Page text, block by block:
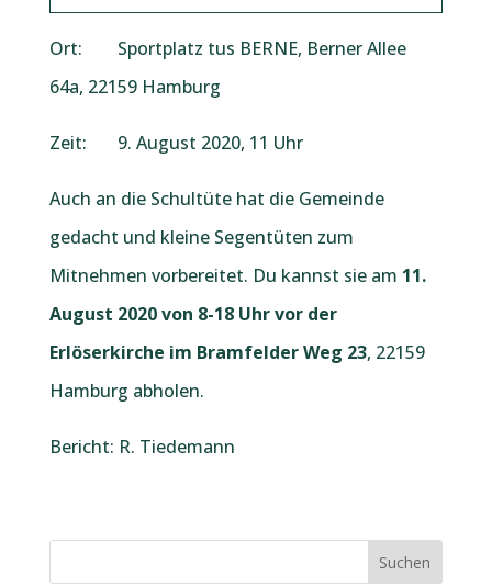
Ort: Sportplatz tus BERNE, Berner Allee
64a, 22159 Hamburg
Zeit: 9. August 2020, 11 Uhr
Auch an die Schultüte hat die Gemeinde
gedacht und kleine Segentüten zum
Mitnehmen vorbereitet. Du kannst sie am 11.
August 2020 von 8-18 Uhr vor der
Erlöserkirche im Bramfelder Weg 23, 22159
Hamburg abholen.
Bericht: R. Tiedemann